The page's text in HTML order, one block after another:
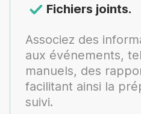
Fichiers joints.
Associez des
aux événements,
manuels, des
facilitant ainsi la
suivi.